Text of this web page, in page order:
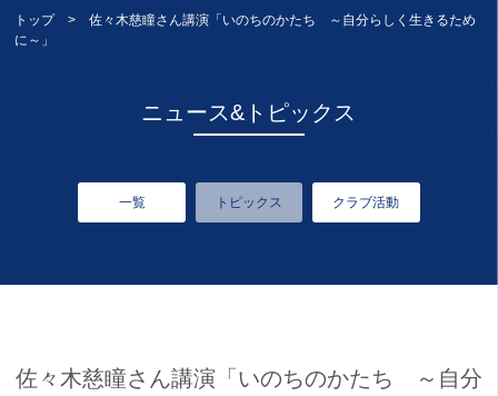
トップ> 佐々木慈瞳さん講演「いのちのかたち ～自分らしく生きるため
に～」
ニュース&トピックス
一覧 トピックス クラブ活動
佐々木慈瞳さん講演「いのちのかたち ～自分